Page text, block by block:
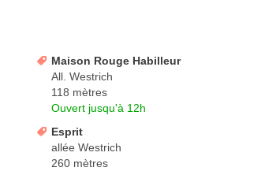
Maison Rouge Habilleur
All. Westrich
118 mètres
Ouvert jusqu'à 12h
Esprit
allée Westrich
260 mètres